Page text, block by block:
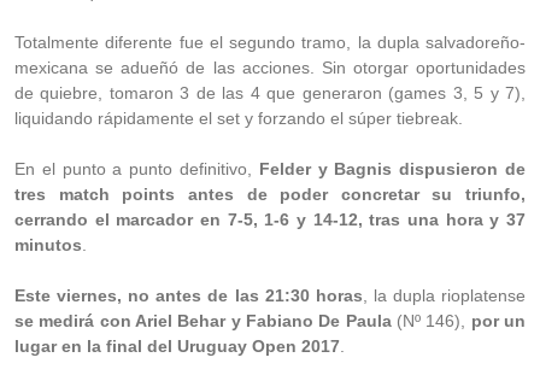
Totalmente diferente fue el segundo tramo, la dupla salvadoreño-
mexicana se adueñó de las acciones. Sin otorgar oportunidades
de quiebre, tomaron 3 de las 4 que generaron (games 3, 5 y 7),
liquidando rápidamente el set y forzando el súper tiebreak.
En el punto a punto definitivo, Felder y Bagnis dispusieron de
tres match points antes de poder concretar su triunfo,
cerrando el marcador en 7-5, 1-6 y 14-12, tras una hora y 37
minutos
Este viernes, no antes de las 21:30 horas , la dupla rioplatense
se medirá con Ariel Behar y Fabiano De Paula(Nº 146), por un
lugar en la final del Uruguay Open 2017